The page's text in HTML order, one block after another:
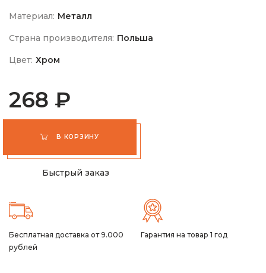
Материал: Металл
Страна производителя: Польша
Цвет: Хром
268 ₽
В КОРЗИНУ
Быстрый заказ
Бесплатная доставка от 9.000
рублей
Гарантия на товар 1 год